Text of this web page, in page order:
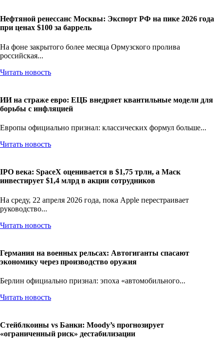
Нефтяной ренессанс Москвы: Экспорт РФ на пике 2026 года
при ценах $100 за баррель
На фоне закрытого более месяца Ормузского пролива
российская...
Читать новость
ИИ на страже евро: ЕЦБ внедряет квантильные модели для
борьбы с инфляцией
Европы официально признал: классических формул больше...
Читать новость
IPO века: SpaceX оценивается в $1,75 трлн, а Маск
инвестирует $1,4 млрд в акции сотрудников
На среду, 22 апреля 2026 года, пока Apple перестраивает
руководство...
Читать новость
Германия на военных рельсах: Автогиганты спасают
экономику через производство оружия
Берлин официально признал: эпоха «автомобильного...
Читать новость
Стейблкоины vs Банки: Moody’s прогнозирует
«ограниченный риск» дестабилизации